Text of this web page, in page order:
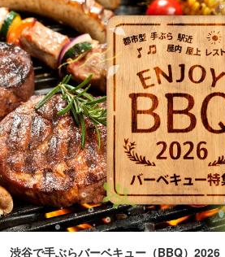
渋谷で手ぶらバーベキュー（BBQ）2026